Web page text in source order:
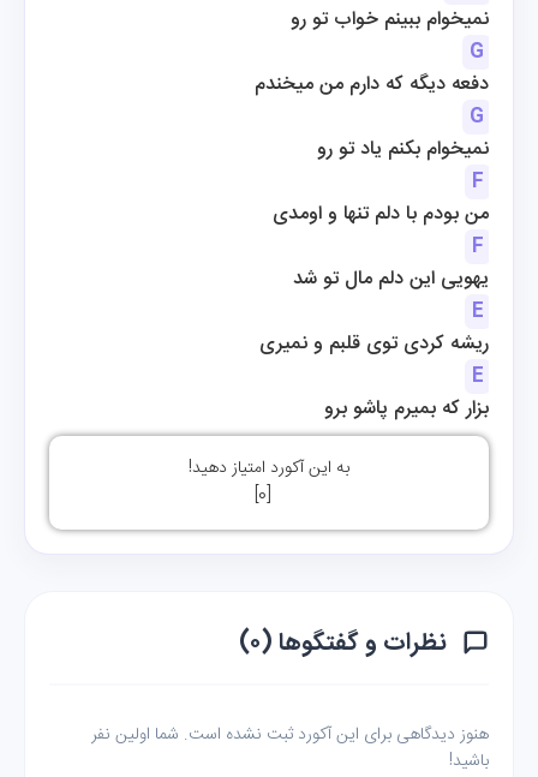
نمیخوام ببینم خواب تو رو
G
دفعه دیگه که دارم من میخندم
G
نمیخوام بکنم یاد تو رو
F
من بودم با دلم تنها و اومدی
F
یهویی این دلم مال تو شد
E
ریشه کردی توی قلبم و نمیری
E
بزار که بمیرم پاشو برو
به این آکورد امتیاز دهید!
[
0
]
نظرات و گفتگوها (۰)
هنوز دیدگاهی برای این آکورد ثبت نشده است. شما اولین نفر
باشید!